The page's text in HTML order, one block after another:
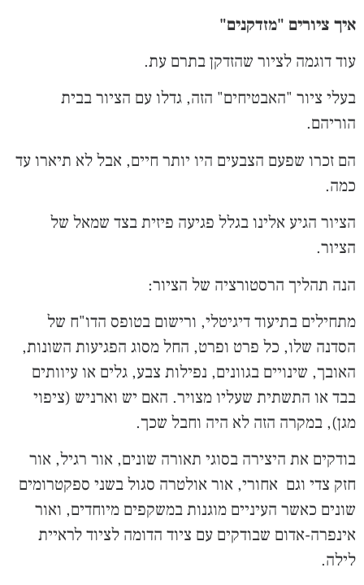
איך ציורים "מזדקנים"
עוד דוגמה לציור שהזדקן בתרם עת.
בעלי ציור "האבטיחים" הזה, גדלו עם הציור בבית
הוריהם.
הם זכרו שפעם הצבעים היו יותר חיים, אבל לא תיארו עד
כמה.
הציור הגיע אלינו בגלל פגיעה פיזית בצד שמאל של
הציור.
הנה תהליך הרסטורציה של הציור:
מתחילים בתיעוד דיגיטלי, ורישום בטופס הדו"ח של
הסדנה שלו, כל פרט ופרט, החל מסוג הפגיעות השונות,
האובך, שינויים בגוונים, נפילות צבע, גלים או עיוותים
בבד או התשתית שעליו מצויר. האם יש וארניש (ציפוי
מגן), במקרה הזה לא היה וחבל שכך.
בודקים את היצירה בסוגי תאורה שונים, אור רגיל, אור
חזק צדי וגם אחורי, אור אולטרה סגול בשני ספקטרומים
שונים כאשר העיניים מוגנות במשקפים מיוחדים, ואור
אינפרה-אדום שבודקים עם ציוד הדומה לציוד לראיית
לילה.